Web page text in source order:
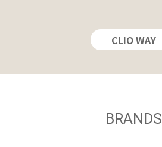
CLIO WAY
BRANDS